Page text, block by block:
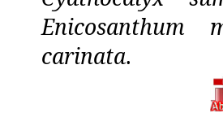
Enicosanthum
carinata.